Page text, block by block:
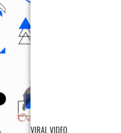
VIRAL VIDEO